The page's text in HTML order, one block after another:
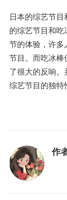
日本的综艺节
的综艺节目和吃
节的体验，许多
节目。而吃冰棒
了很大的反响。
综艺节目的独特
作